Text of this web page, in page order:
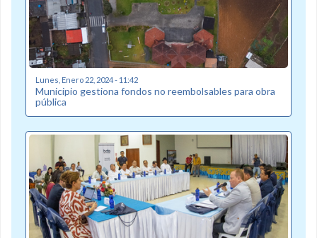
Lunes, Enero 22, 2024 - 11:42
Municipio gestiona fondos no reembolsables para obra
pública